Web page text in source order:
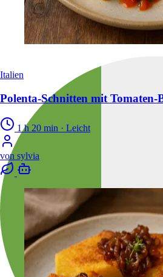
Italien
Polenta-Schnitten mit Tomaten-
1 h 20 min · Leicht
von sylvia